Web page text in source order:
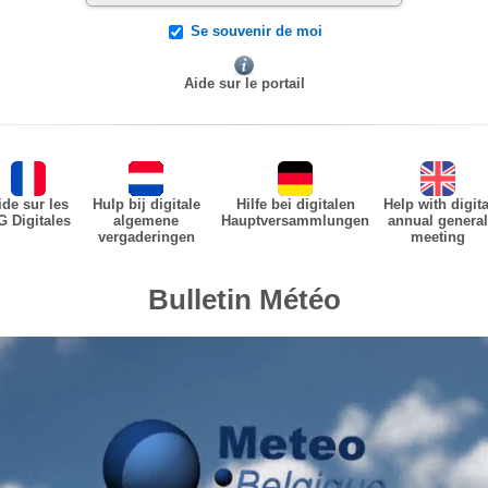
Se souvenir de moi
Aide sur le portail
sur les
Digitales
Hulp bij digitale
algemene
vergaderingen
Hilfe bei digitalen
Hauptversammlungen
Help with
annual general
meeting
Bulletin Météo